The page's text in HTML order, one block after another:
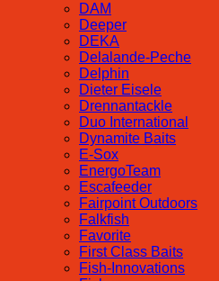
DAM
Deeper
DEKA
Delalande-Peche
Delphin
Dieter Eisele
Drennantackle
Duo International
Dynamite Baits
E-Sox
EnergoTeam
Escafeeder
Fairpoint Outdoors
Falkfish
Favorite
First Class Baits
Fish-Innovations